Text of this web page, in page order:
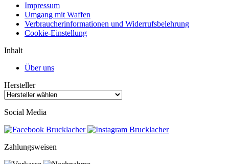
Impressum
Umgang mit Waffen
Verbraucherinformationen und Widerrufsbelehrung
Cookie-Einstellung
Inhalt
Über uns
Hersteller
Social Media
Zahlungsweisen